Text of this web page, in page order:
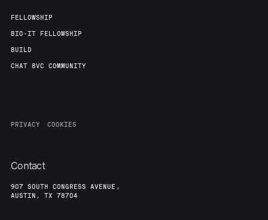
FELLOWSHIP
BIO-IT FELLOWSHIP
BUILD
CHAT 8VC COMMUNITY
PRIVACY COOKIES
Contact
907 SOUTH CONGRESS AVENUE,
AUSTIN, TX 78704